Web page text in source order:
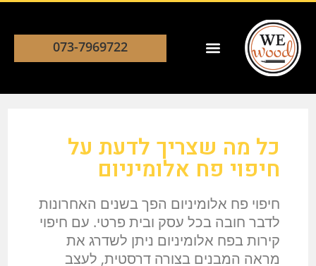
073-7969722
כל מה שצריך לדעת על
חיפוי פח אלומיניום
חיפוי פח אלומיניום הפך בשנים האחרונות
לדבר חובה בכל עסק ובית פרטי. עם חיפוי
קירות בפח אלומיניום ניתן לשדרג את
מראה המבנים בצורה דרסטית, לעצב